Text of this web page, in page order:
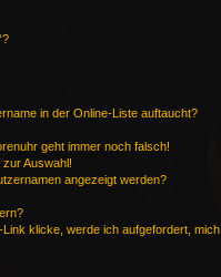
in der Online-Liste auftaucht?
geht immer noch falsch!
Auswahl!
angezeigt werden?
klicke, werde ich aufgefordert, mich